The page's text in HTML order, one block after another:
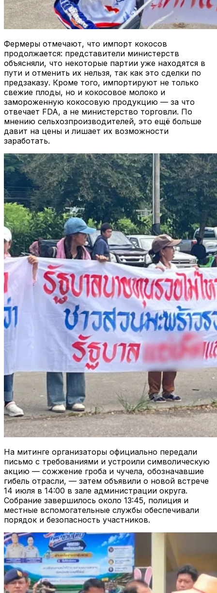
Фермеры отмечают, что импорт кокосов
продолжается: представители министерств
объясняли, что некоторые партии уже находятся в
пути и отменить их нельзя, так как это сделки по
предзаказу. Кроме того, импортируют не только
свежие плоды, но и кокосовое молоко и
замороженную кокосовую продукцию — за что
отвечает FDA, а не министерство торговли. По
мнению сельхозпроизводителей, это ещё больше
давит на цены и лишает их возможности
заработать.
На митинге организаторы официально передали
письмо с требованиями и устроили символическую
акцию — сожжение гроба и чучела, обозначавшие
гибель отрасли, — затем объявили о новой встрече
14 июля в 14:00 в зале администрации округа.
Собрание завершилось около 13:45, полиция и
местные вспомогательные службы обеспечивали
порядок и безопасность участников.